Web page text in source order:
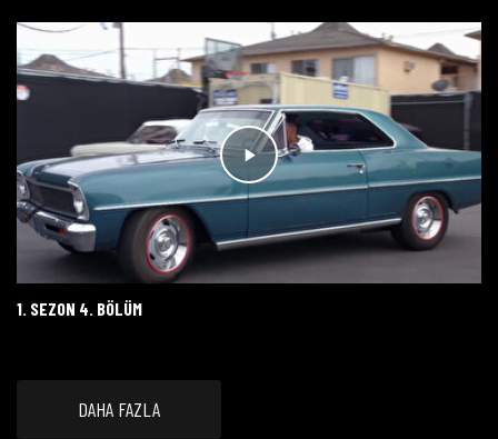
1. SEZON 4. BÖLÜM
DAHA FAZLA